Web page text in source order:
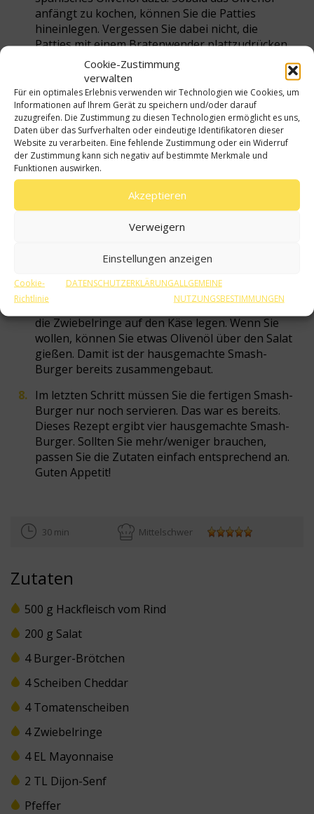
Cookie-Zustimmung
verwalten
Für ein optimales Erlebnis verwenden wir Technologien wie Cookies, um
Informationen auf Ihrem Gerät zu speichern und/oder darauf
zuzugreifen. Die Zustimmung zu diesen Technologien ermöglicht es uns,
Daten über das Surfverhalten oder eindeutige Identifikatoren dieser
Website zu verarbeiten. Eine fehlende Zustimmung oder ein Widerruf
der Zustimmung kann sich negativ auf bestimmte Merkmale und
Funktionen auswirken.
Akzeptieren
Verweigern
Einstellungen anzeigen
Cookie-
Richtlinie
DATENSCHUTZERKLÄRUNGALLGEMEINE
NUTZUNGSBESTIMMUNGEN
anfängt zu kochen, können Sie die Patties
hineinlegen. Vergessen Sie dabei nicht, die
Patties mit einem Bratenwender plattzudrücken.
Sie möchten schließlich Smash-Burger
zubereiten. Sind die Patties plattgedrückt, lassen
Sie sie ruhig zwei bis drei Minuten von jeder
Seite braten, bis sich eine knusprige Kruste
bildet.
Legen Sie den Cheddar auf die Patties und lassen
Sie ihn schmelzen.
Während die Patties braten, kümmern Sie sich
um die Burger-Brötchen. Ein kurzes Anrösten in
Bestreichen Sie die angerösteten Brötchen mit
der Soße. Im Anschluss legen Sie die Patties mit
dem Käse auf die untere Hälfte. Nun müssen Sie
nur noch den Salat, die Tomatenscheiben und
die Zwiebelringe auf den Käse legen. Wenn Sie
wollen, können Sie etwas Olivenöl über den Salat
gießen. Damit ist der hausgemachte Smash-
Burger bereits zusammengebaut.
Im letzten Schritt müssen Sie die fertigen Smash-
Burger nur noch servieren. Das war es bereits.
Dieses Rezept ergibt vier hausgemachte Smash-
Burger. Sollten Sie mehr/weniger brauchen,
passen Sie die Zutaten einfach entsprechend an.
Guten Appetit!
30 min Mittelschwer
Zutaten
500 g Hackfleisch vom Rind
200 g Salat
4 Burger-Brötchen
4 Scheiben Cheddar
4 Tomatenscheiben
4 Zwiebelringe
4 EL Mayonnaise
2 TL Dijon-Senf
Pfeffer